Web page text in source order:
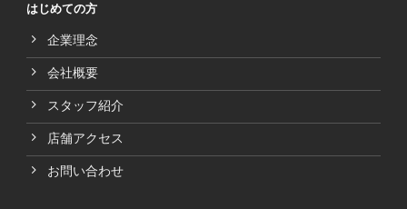
はじめての方
企業理念
会社概要
スタッフ紹介
店舗アクセス
お問い合わせ